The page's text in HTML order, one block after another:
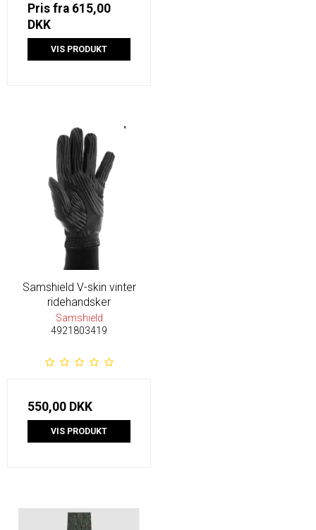
Pris fra 615,00
DKK
VIS PRODUKT
Samshield V-skin vinter
ridehandsker
Samshield
4921803419
550,00 DKK
VIS PRODUKT